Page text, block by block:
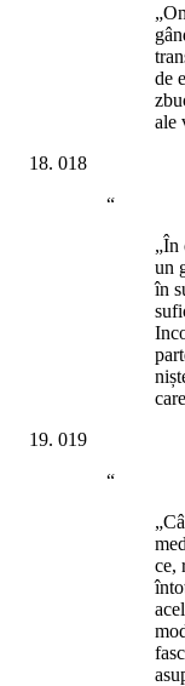
de
ale
018
“
„În
un
în
019
“
ce,